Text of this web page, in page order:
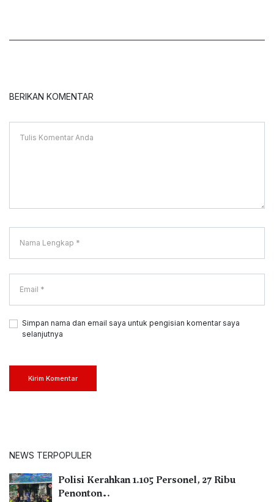
BERIKAN KOMENTAR
Simpan nama dan email saya untuk pengisian komentar saya
selanjutnya
Kirim Komentar
NEWS TERPOPULER
Polisi Kerahkan 1.105 Personel, 27 Ribu
Penonton…